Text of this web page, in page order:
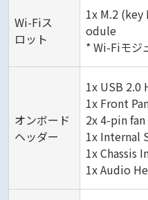
Wi-Fiス
ロット
1x M.2
odule
* Wi-Fiモジ
オンボード
ヘッダー
1x USB 2.0
1x Front
2x 4-pin
1x Internal
1x Chassis
1x Audio